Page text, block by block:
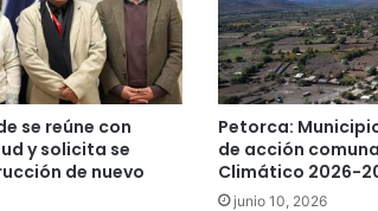
se reúne con
y solicita se
de nuevo
Petorca:
de acción
Climático 2026-
junio 10, 2026